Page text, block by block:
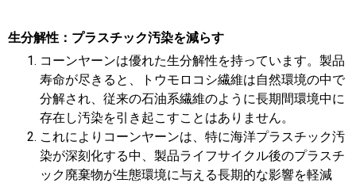
生分解性：プラスチック汚染を減らす
コーンヤーンは優れた生分解性を持っています。製品
寿命が尽きると、トウモロコシ繊維は自然環境の中で
分解され、従来の石油系繊維のように長期間環境中に
存在し汚染を引き起こすことはありません。
これによりコーンヤーンは、特に海洋プラスチック汚
染が深刻化する中、製品ライフサイクル後のプラスチ
ック廃棄物が生態環境に与える長期的な影響を軽減